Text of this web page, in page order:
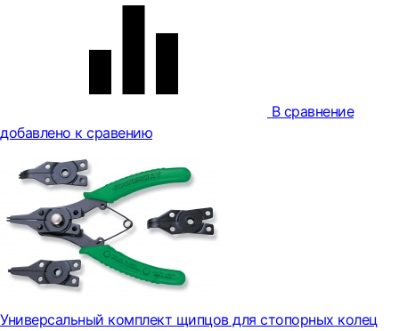
В сравнение
добавлено к сравению
Универсальный комплект щипцов для стопорных колец